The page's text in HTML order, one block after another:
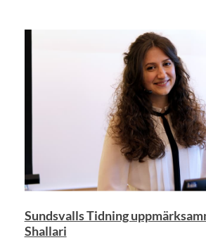
Sundsvalls Tidning
Shallari